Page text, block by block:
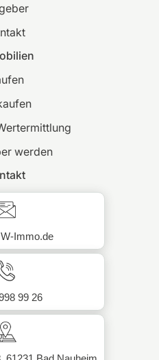
werden
Immo.de
99 26